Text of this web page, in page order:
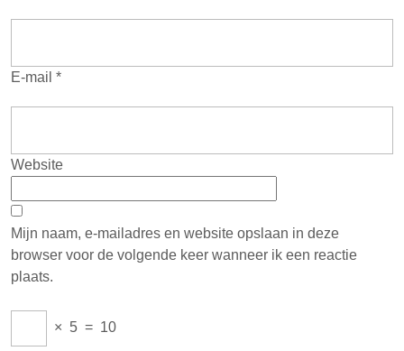
E-mail *
Website
Mijn naam, e-mailadres en website opslaan in deze
browser voor de volgende keer wanneer ik een reactie
plaats.
× 5 = 10